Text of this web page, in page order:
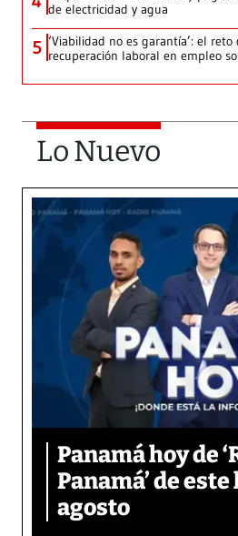
de electricidad y agua
5 ‘Viabilidad no es garantía’: el
recuperación laboral en empleo
Lo Nuevo
Panamá hoy de
Panamá’ de
agosto